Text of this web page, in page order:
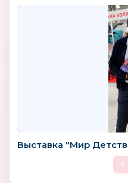
Выставка "Мир